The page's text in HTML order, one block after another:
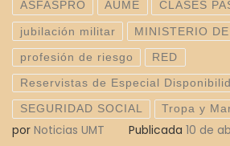
ASFASPRO AUME CLASES
jubilación militar MINISTERIO
profesión de riesgo RED
Reservistas de Especial
SEGURIDAD SOCIAL Tropa y
por Noticias UMT Publicada 10 de